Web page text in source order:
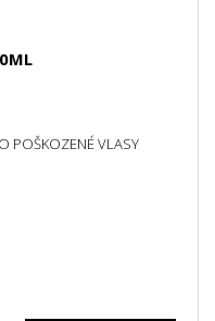
POŠKOZENÉ VLASY